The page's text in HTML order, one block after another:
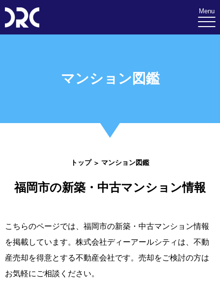
Menu
マンション図鑑
トップ マンション図鑑
福岡市の新築・中古マンション情報
こちらのページでは、福岡市の新築・中古マンション情報
を掲載しています。株式会社ディーアールシティは、不動
産売却を得意とする不動産会社です。売却をご検討の方は
お気軽にご相談ください。